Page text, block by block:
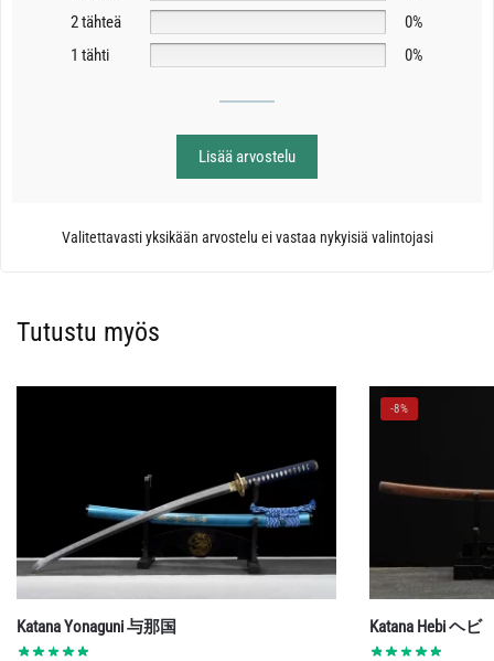
2 tähteä
0%
1 tähti
0%
Lisää arvostelu
Valitettavasti yksikään arvostelu ei vastaa nykyisiä valintojasi
Tutustu myös
Katana Yonaguni 与那国
-8%
Katana Hebi ヘビ